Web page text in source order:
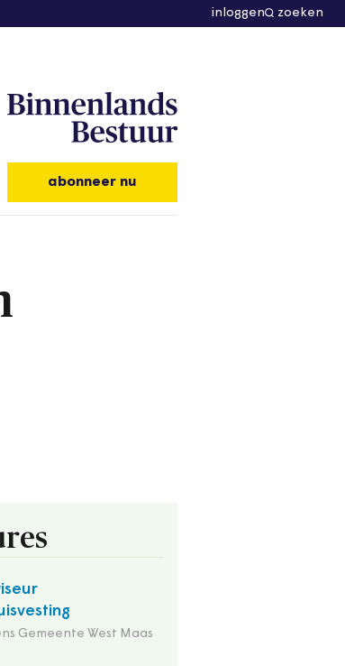
inloggen zoeken
abonneer nu
Gemeente West Maas